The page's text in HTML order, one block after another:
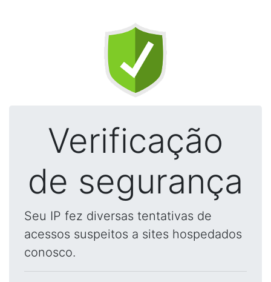
Verificação
de segurança
Seu IP fez diversas tentativas de
acessos suspeitos a sites hospedados
conosco.